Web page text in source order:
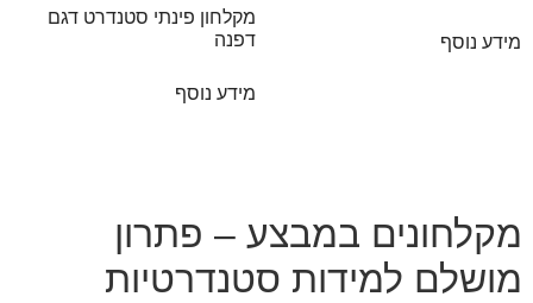
מידע נוסף
מקלחון פינתי סטנדרט דגם
דפנה
מידע נוסף
מקלחונים במבצע – פתרון
מושלם למידות סטנדרטיות